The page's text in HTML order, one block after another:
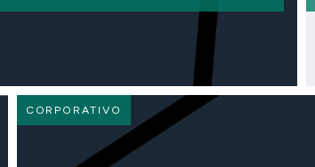
CORPORATIVO